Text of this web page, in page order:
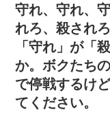
守れ、守れ、
れろ、殺され
「守れ」が「
か。ボクたち
で停戦するけ
てください。